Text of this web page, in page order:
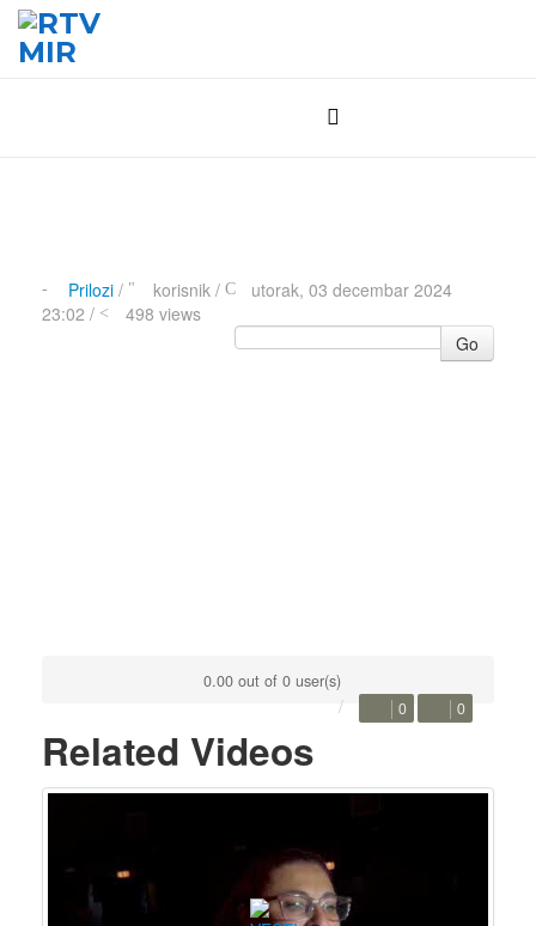
Prilozi/ korisnik /
utorak, 03 decembar 2024
23:02 /
498 views
Go
0.00 out of 0 user(s)
0 0
Related Videos